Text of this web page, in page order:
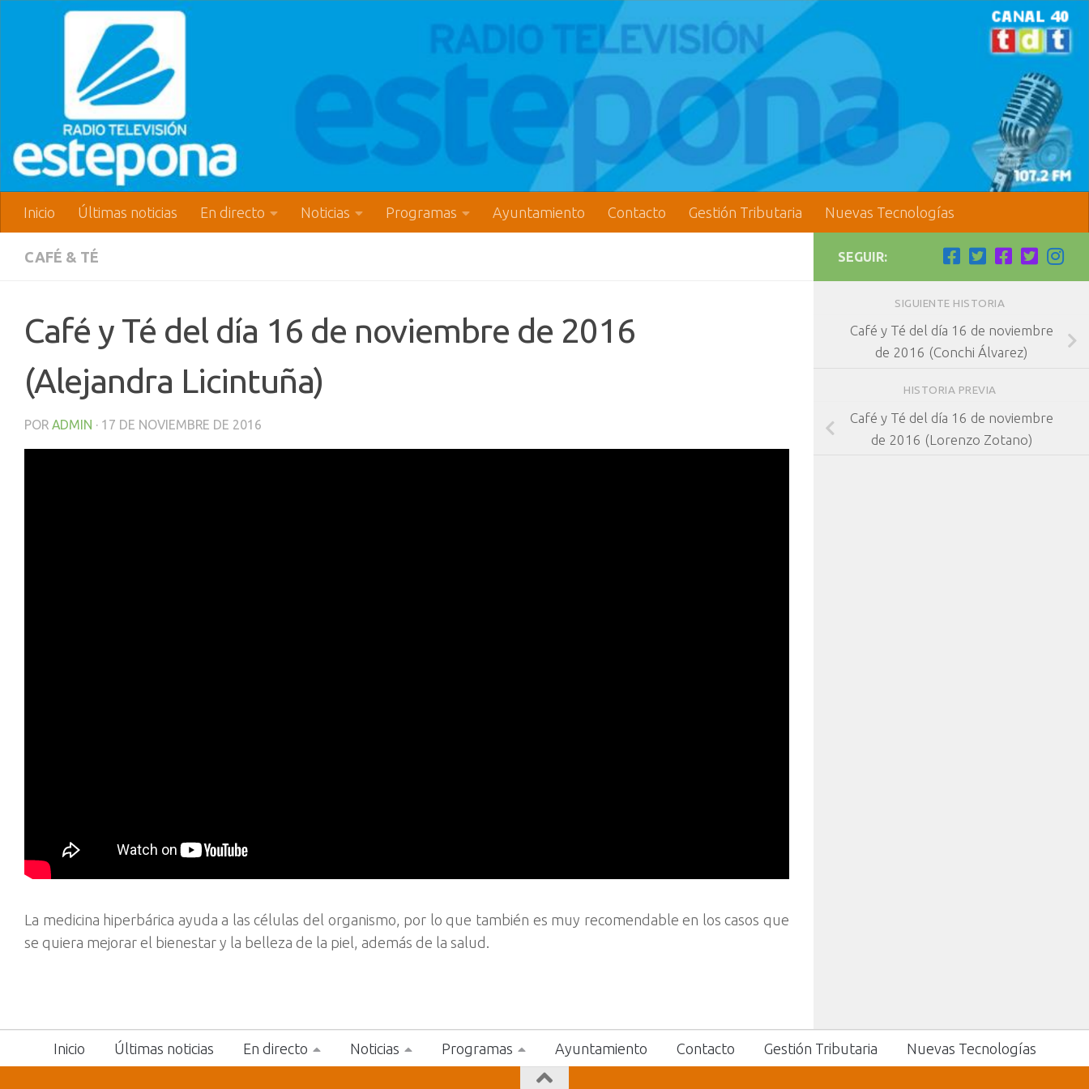
Inicio Últimas noticias En directo Noticias Programas Ayuntamiento Contacto Gestión Tributaria Nuevas Tecnologías
CAFÉ & TÉ
Café y Té del día 16 de noviembre de 2016
(Alejandra Licintuña)
POR ADMIN · 17 DE NOVIEMBRE DE 2016
La medicina hiperbárica ayuda a las células del organismo, por lo que también es muy recomendable en los casos que
se quiera mejorar el bienestar y la belleza de la piel, además de la salud.
SEGUIR:
SIGUIENTE HISTORIA
Café y Té del día 16 de noviembre
de 2016 (Conchi Álvarez)
HISTORIA PREVIA
Café y Té del día 16 de noviembre
de 2016 (Lorenzo Zotano)
Inicio Últimas noticias En directo Noticias Programas Ayuntamiento Contacto Gestión Tributaria Nuevas Tecnologías